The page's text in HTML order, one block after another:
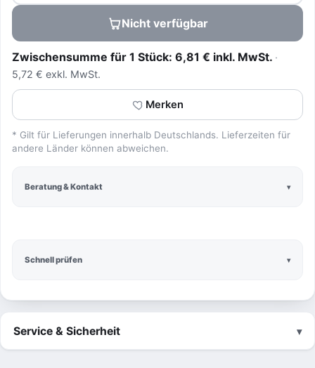
Schnell prüfen
Nicht verfügbar
Zwischensumme für 1 Stück: 6,81 € inkl. MwSt.
5,72 € exkl. MwSt.
Merken
* Gilt für Lieferungen innerhalb Deutschlands. Lieferzeiten für
andere Länder können abweichen.
Beratung & Kontakt
Service & Sicherheit